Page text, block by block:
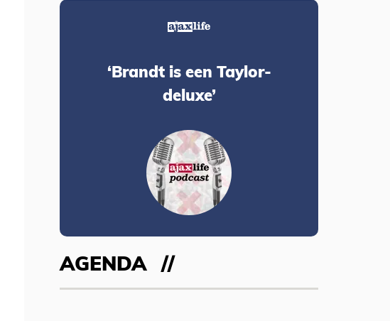
‘Brandt is een Taylor-
deluxe’
AGENDA